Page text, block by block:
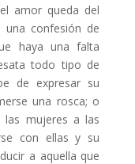
amor queda del
confesión de
haya una falta
todo tipo de
de expresar su
una rosca; o
las mujeres a las
con ellas y su
a aquella que